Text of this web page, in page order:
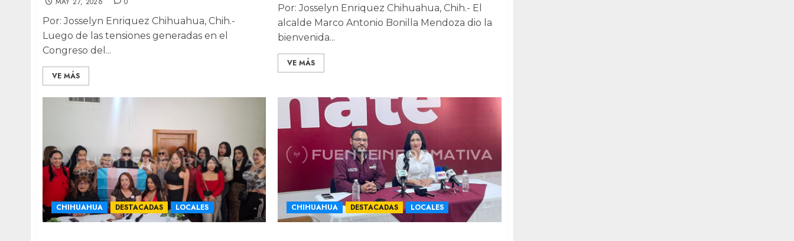
Por: Josselyn Enriquez Chihuahua, Chih.-
Luego de las tensiones generadas en el
Congreso del...
VE MÁS
Por: Josselyn Enriquez Chihuahua, Chih.- El
alcalde Marco Antonio Bonilla Mendoza dio la
bienvenida...
VE MÁS
CHIHUAHUA DESTACADAS LOCALES CHIHUAHUA DESTACADAS LOCALES